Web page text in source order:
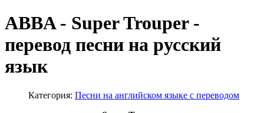
ABBA - Super Trouper -
перевод песни на русский
язык
Категория: Песни на английском языке с переводом